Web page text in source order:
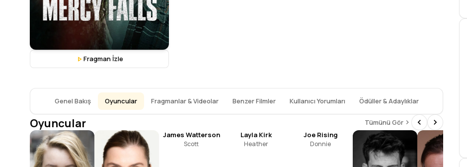
Fragman İzle
Genel Bakış Oyuncular Fragmanlar & Videolar Benzer Filmler Kullanıcı Yorumları Ödüller & Adaylıklar
Oyuncular Tümünü Gör
James Watterson
Scott
Layla Kirk
Heather
Joe Rising
Donnie